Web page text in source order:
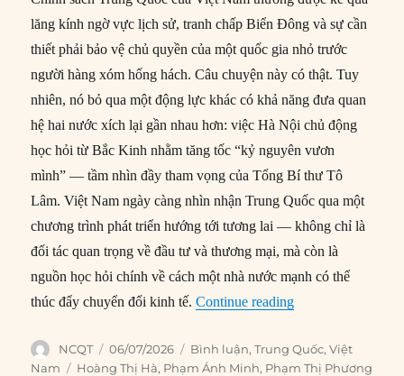
lăng kính ngờ vực lịch sử, tranh chấp Biển Đông và sự cần
thiết phải bảo vệ chủ quyền của một quốc gia nhỏ trước
người hàng xóm hống hách. Câu chuyện này có thật. Tuy
nhiên, nó bỏ qua một động lực khác có khả năng đưa quan
hệ hai nước xích lại gần nhau hơn: việc Hà Nội chủ động
học hỏi từ Bắc Kinh nhằm tăng tốc “kỷ nguyên vươn
mình” — tầm nhìn đầy tham vọng của Tổng Bí thư Tô
Lâm. Việt Nam ngày càng nhìn nhận Trung Quốc qua một
chương trình phát triển hướng tới tương lai — không chỉ là
đối tác quan trọng về đầu tư và thương mại, mà còn là
nguồn học hỏi chính về cách một nhà nước mạnh có thể
thúc đẩy chuyển đổi kinh tế.Continue reading“Tăng tốc ‘vươn
Author
NCQT
Posted
on
06/07/2026 Categories
Bình luận,Trung Quốc,Việt
Nam
Tags
Hoàng Thị Hà, Phạm Ánh Minh, Phạm Thị Phương